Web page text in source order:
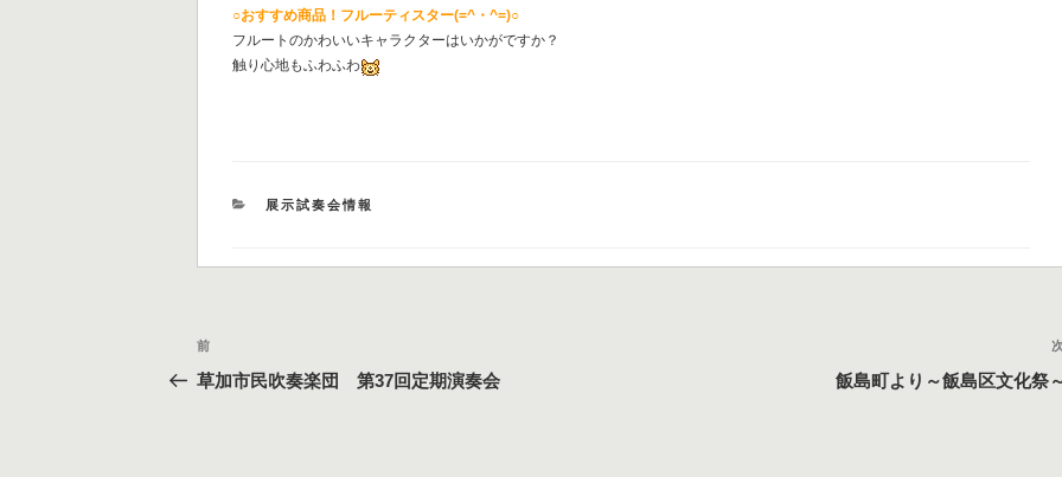
○おすすめ商品！フルーティスター(=^・^=)○
フルートのかわいいキャラクターはいかがですか？
触り心地もふわふわ
カ
展示試奏会情報
投
稿
過
去
前
草加市民吹奏楽団 第37回定期演奏会 飯島町より～飯島区文化祭